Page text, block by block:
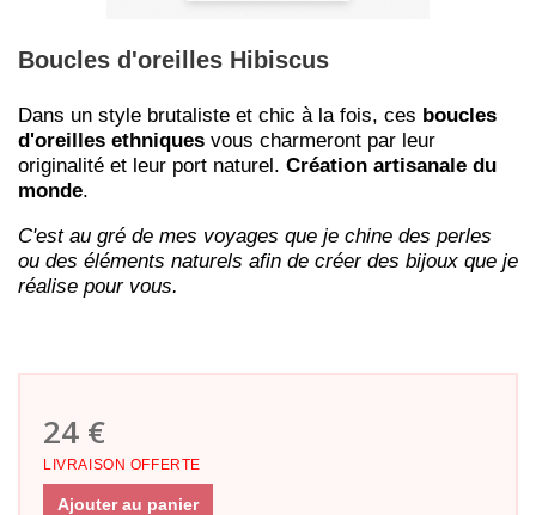
Boucles d'oreilles Hibiscus
Dans un style brutaliste et chic à la fois, ces boucles
d'oreilles ethniques vous charmeront par leur
originalité et leur port naturel. Création artisanale du
monde.
C'est au gré de mes voyages que je chine des perles
ou des éléments naturels afin de créer des bijoux que je
réalise pour vous.
24 €
LIVRAISON OFFERTE
Ajouter au panier